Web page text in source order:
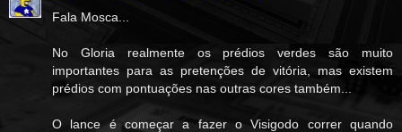
Fala Mosca...
No Gloria realmente os prédios verdes são muito
importantes para as pretenções de vitória, mas existem
prédios com pontuações nas outras cores também...
O lance é começar a fazer o Visigodo correr quando